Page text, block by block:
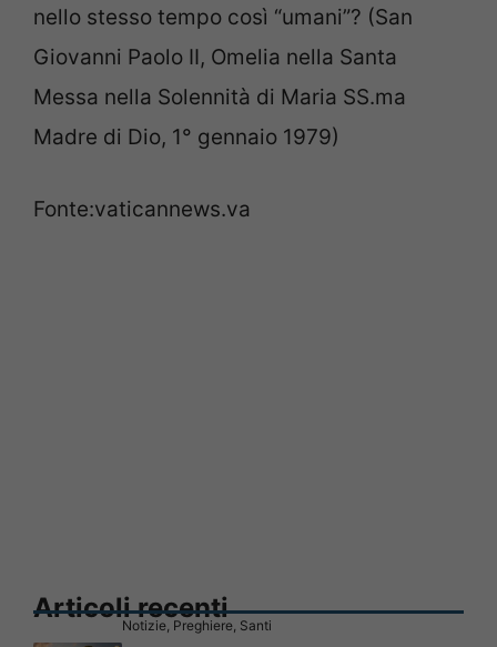
nello stesso tempo così “umani”? (San
Giovanni Paolo II, Omelia nella Santa
Messa nella Solennità di Maria SS.ma
Madre di Dio, 1° gennaio 1979)
Fonte:vaticannews.va
Articoli recenti
Notizie, Preghiere, Santi